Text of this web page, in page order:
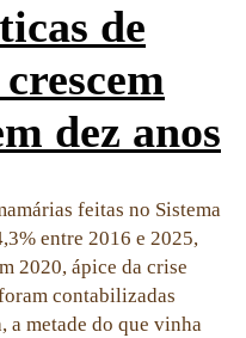
de
dez anos
feitas no Sistema
entre 2016 e 2025,
2020, ápice da crise
contabilizadas
a metade do que vinha